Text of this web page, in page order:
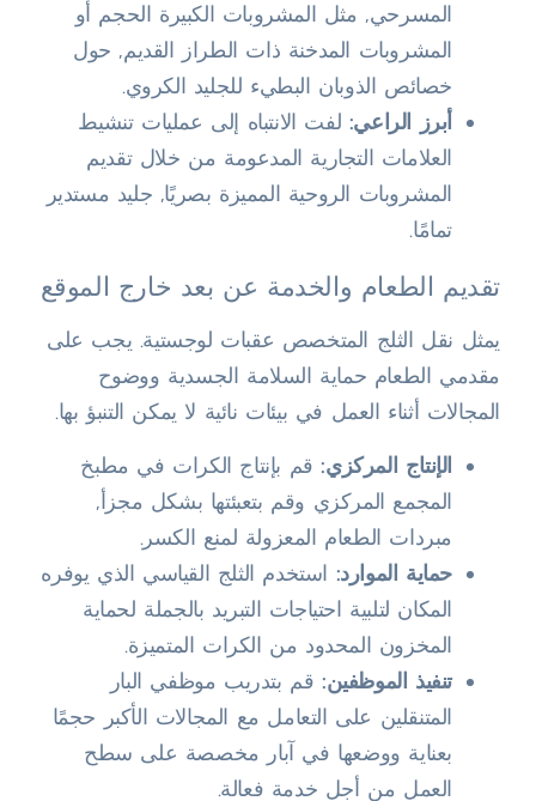
المسرحي, مثل المشروبات الكبيرة الحجم أو
المشروبات المدخنة ذات الطراز القديم, حول
خصائص الذوبان البطيء للجليد الكروي.
أبرز الراعي: لفت الانتباه إلى عمليات تنشيط
العلامات التجارية المدعومة من خلال تقديم
المشروبات الروحية المميزة بصريًا, جليد مستدير
تمامًا.
تقديم الطعام والخدمة عن بعد خارج الموقع
يمثل نقل الثلج المتخصص عقبات لوجستية. يجب على
مقدمي الطعام حماية السلامة الجسدية ووضوح
المجالات أثناء العمل في بيئات نائية لا يمكن التنبؤ بها.
الإنتاج المركزي:قم بإنتاج الكرات في مطبخ
المجمع المركزي وقم بتعبئتها بشكل مجزأ,
مبردات الطعام المعزولة لمنع الكسر.
حماية الموارد: استخدم الثلج القياسي الذي يوفره
المكان لتلبية احتياجات التبريد بالجملة لحماية
المخزون المحدود من الكرات المتميزة.
تنفيذ الموظفين: قم بتدريب موظفي البار
المتنقلين على التعامل مع المجالات الأكبر حجمًا
بعناية ووضعها في آبار مخصصة على سطح
العمل من أجل خدمة فعالة.